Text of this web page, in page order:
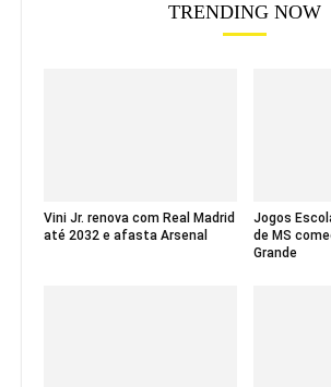
TRENDING NOW
Vini Jr. renova com Real Madrid
até 2032 e afasta Arsenal
Jogos
de MS
Grande